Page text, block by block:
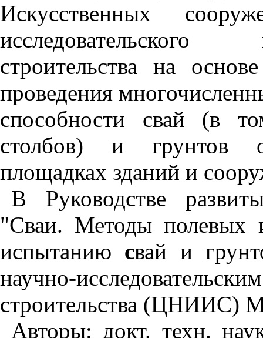
Искусственных
строительства на
проведения
способности свай (в
столбов) и грунтов
площадках зданий и
В Руководстве
"Сваи. Методы полевых
испытанию свай и
научно-
строительства (ЦНИИС)
Авторы: докт. техн.